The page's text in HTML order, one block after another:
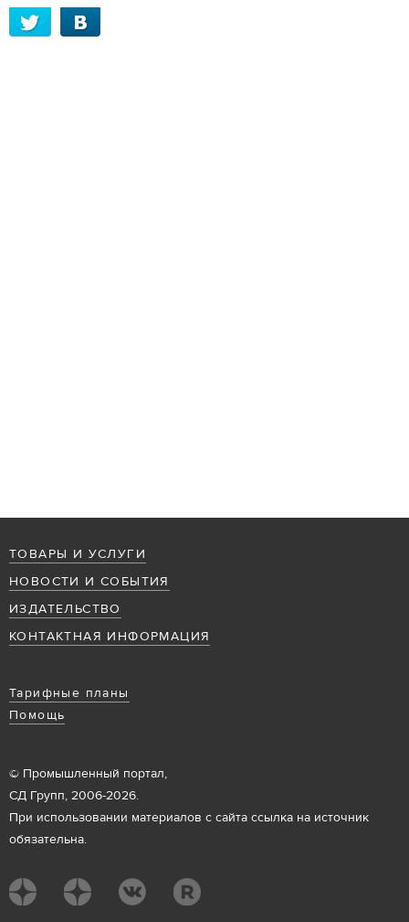
ТОВАРЫ И УСЛУГИ
НОВОСТИ И СОБЫТИЯ
ИЗДАТЕЛЬСТВО
КОНТАКТНАЯ ИНФОРМАЦИЯ
Тарифные планы
Помощь
© Промышленный портал,
СД Групп, 2006-2026.
При использовании материалов с сайта ссылка на источник
обязательна.